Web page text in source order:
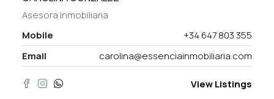
Asesora inmobiliaria
Mobile
+34 647 803 355
Email
carolina@essenciainmobiliaria.com
View Listings